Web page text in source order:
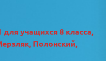
учащихся 8 класса,
Полонский,